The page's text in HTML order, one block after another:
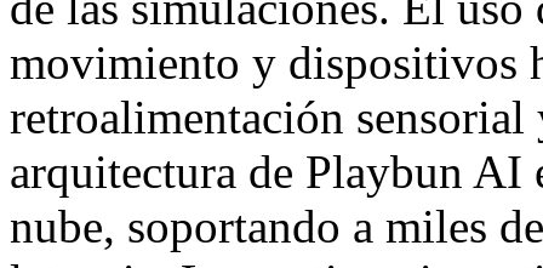
movimiento y dispositivos
retroalimentación
arquitectura de Playbun AI
nube, soportando a miles